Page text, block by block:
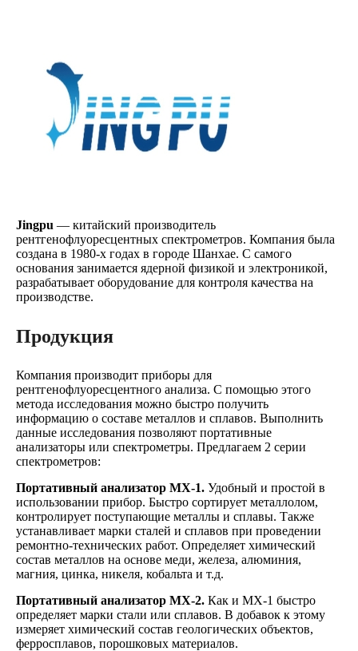
Jingpu — китайский производитель
рентгенофлуоресцентных спектрометров. Компания была
создана в 1980-х годах в городе Шанхае. С самого
основания занимается ядерной физикой и электроникой,
разрабатывает оборудование для контроля качества на
производстве.
Продукция
Компания производит приборы для
рентгенофлуоресцентного анализа. С помощью этого
метода исследования можно быстро получить
информацию о составе металлов и сплавов. Выполнить
данные исследования позволяют портативные
анализаторы или спектрометры. Предлагаем 2 серии
спектрометров:
Портативный анализатор MX-1. Удобный и простой в
использовании прибор. Быстро сортирует металлолом,
контролирует поступающие металлы и сплавы. Также
устанавливает марки сталей и сплавов при проведении
ремонтно-технических работ. Определяет химический
состав металлов на основе меди, железа, алюминия,
магния, цинка, никеля, кобальта и т.д.
Портативный анализатор MX-2. Как и MX-1 быстро
определяет марки стали или сплавов. В добавок к этому
измеряет химический состав геологических объектов,
ферросплавов, порошковых материалов.